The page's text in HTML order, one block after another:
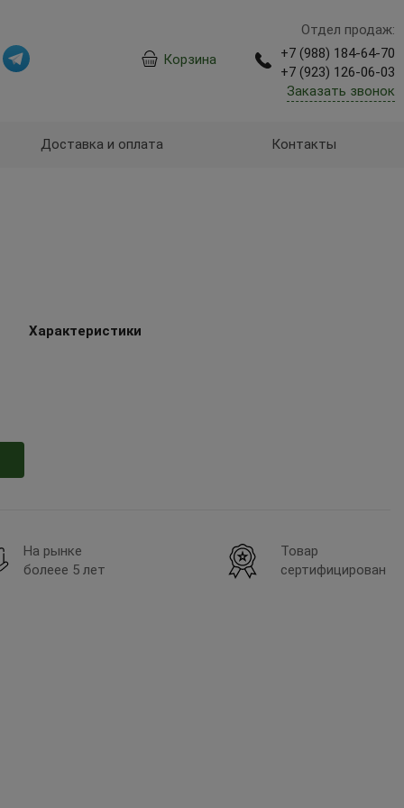
Корзина
Отдел продаж:
+7 (988) 184-64-70
+7 (923) 126-06-03
Заказать звонок
Доставка и оплата Контакты
Характеристики
На рынке
болеее 5 лет
Товар
сертифицирован